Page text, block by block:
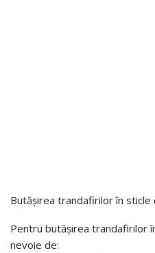
Butășirea trandafirilor în sticle
Pentru butășirea trandafirilor
nevoie de: